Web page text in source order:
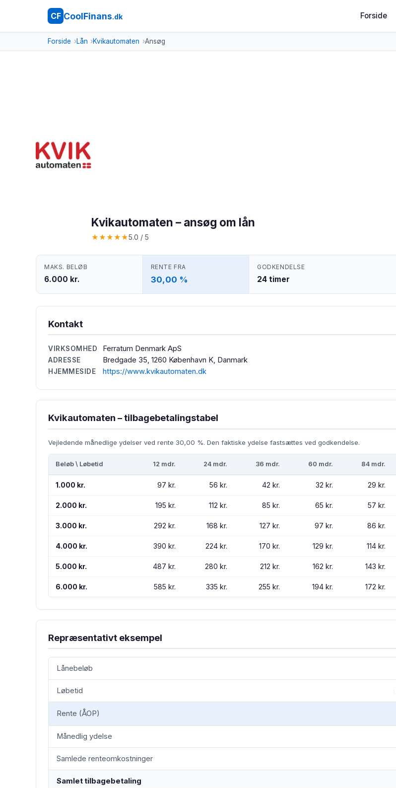
CF CoolFinans.dk Forside
Forside Lån Kvikautomaten Ansøg
Kvikautomaten – ansøg om lån
★★★★★5.0 / 5
MAKS. BELØB
6.000 kr.
RENTE FRA
30,00 %
GODKENDELSE
24 timer
Kontakt
VIRKSOMHED Ferratum Denmark ApS
ADRESSE Bredgade 35, 1260 København K, Danmark
HJEMMESIDE https://www.kvikautomaten.dk
Kvikautomaten – tilbagebetalingstabel
Vejledende månedlige ydelser ved rente 30,00 %. Den faktiske ydelse fastsættes ved godkendelse.
Beløb \ Løbetid 12 mdr. 24 mdr. 36 mdr. 60 mdr. 84 mdr.
1.000 kr. 97 kr. 56 kr. 42 kr. 32 kr. 29 kr.
2.000 kr. 195 kr. 112 kr. 85 kr. 65 kr. 57 kr.
3.000 kr. 292 kr. 168 kr. 127 kr. 97 kr. 86 kr.
4.000 kr. 390 kr. 224 kr. 170 kr. 129 kr. 114 kr.
5.000 kr. 487 kr. 280 kr. 212 kr. 162 kr. 143 kr.
6.000 kr. 585 kr. 335 kr. 255 kr. 194 kr. 172 kr.
Repræsentativt eksempel
Lånebeløb
Løbetid
Rente (ÅOP)
Månedlig ydelse
Samlede renteomkostninger
Samlet tilbagebetaling